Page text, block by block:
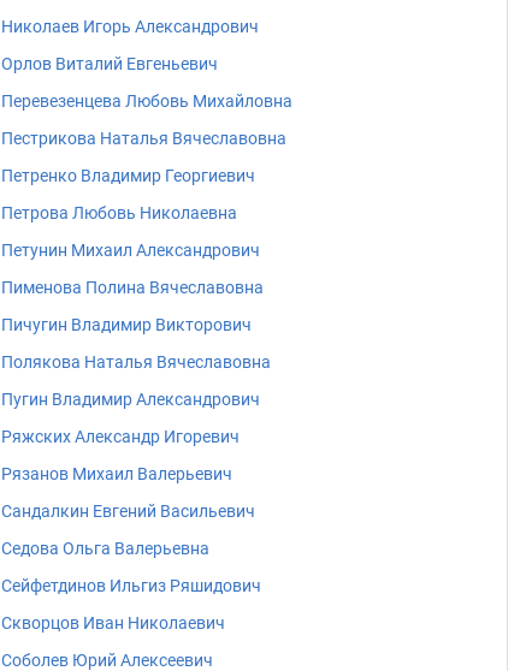
Николаев Игорь Александрович
Орлов Виталий Евгеньевич
Перевезенцева Любовь Михайловна
Пестрикова Наталья Вячеславовна
Петренко Владимир Георгиевич
Петрова Любовь Николаевна
Петунин Михаил Александрович
Пименова Полина Вячеславовна
Пичугин Владимир Викторович
Полякова Наталья Вячеславовна
Пугин Владимир Александрович
Ряжских Александр Игоревич
Рязанов Михаил Валерьевич
Сандалкин Евгений Васильевич
Седова Ольга Валерьевна
Сейфетдинов Ильгиз Ряшидович
Скворцов Иван Николаевич
Соболев Юрий Алексеевич